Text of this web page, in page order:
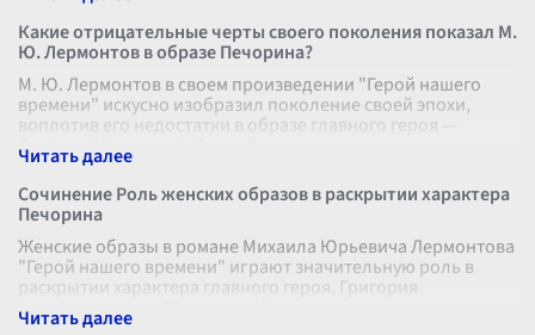
Какие отрицательные черты своего поколения показал М.
Ю. Лермонтов в образе Печорина?
М. Ю. Лермонтов в своем произведении "Герой нашего
времени" искусно изобразил поколение своей эпохи,
воплотив его недостатки в образе главного героя —
Григория Печорина. Через Печо
Сочинение Роль женских образов в раскрытии характера
Печорина
Женские образы в романе Михаила Юрьевича Лермонтова
"Герой нашего времени" играют значительную роль в
раскрытии характера главного героя, Григория
Александровича Печорина. Их взаим